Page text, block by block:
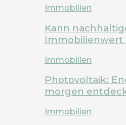
Immobilien
Kann
Immobilienwert
Immobilien
Photovoltaik:
morgen
Immobilien